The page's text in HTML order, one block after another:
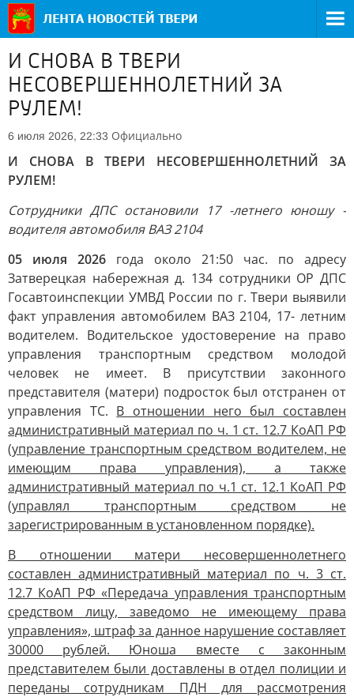
И СНОВА В ТВЕРИ
НЕСОВЕРШЕННОЛЕТНИЙ ЗА
РУЛЕМ!
6 июля 2026, 22:33 Официально
И СНОВА В ТВЕРИ НЕСОВЕРШЕННОЛЕТНИЙ ЗА
РУЛЕМ!
Сотрудники ДПС остановили 17 -летнего юношу -
водителя автомобиля ВАЗ 2104
05 июля 2026 года около 21:50 час. по адресу
Затверецкая набережная д. 134 сотрудники ОР ДПС
Госавтоинспекции УМВД России по г. Твери выявили
факт управления автомобилем ВАЗ 2104, 17- летним
водителем. Водительское удостоверение на право
управления транспортным средством молодой
человек не имеет. В присутствии законного
представителя (матери) подросток был отстранен от
управления ТС. В отношении него был составлен
административный материал по ч. 1 ст. 12.7 КоАП РФ
(управление транспортным средством водителем, не
имеющим права управления), а также
административный материал по ч.1 ст. 12.1 КоАП РФ
(управлял транспортным средством не
зарегистрированным в установленном порядке).
В отношении матери несовершеннолетнего
составлен административный материал по ч. 3 ст.
12.7 КоАП РФ «Передача управления транспортным
средством лицу, заведомо не имеющему права
управления», штраф за данное нарушение составляет
30000 рублей. Юноша вместе с законным
представителем были доставлены в отдел полиции и
переданы сотрудникам ПДН для рассмотрения